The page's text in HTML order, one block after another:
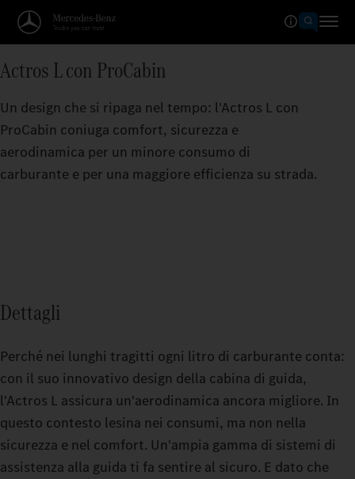
Actros L con ProCabin
Un design che si ripaga nel tempo: l'Actros L con
ProCabin coniuga comfort, sicurezza e
aerodinamica per un minore consumo di
carburante e per una maggiore efficienza su strada.
Dettagli
Perché nei lunghi tragitti ogni litro di carburante conta:
con il suo innovativo design della cabina di guida,
l'Actros L assicura un'aerodinamica ancora migliore. In
questo contesto lesina nei consumi, ma non nella
sicurezza e nel comfort. Un'ampia gamma di sistemi di
assistenza alla guida ti fa sentire al sicuro. E dato che